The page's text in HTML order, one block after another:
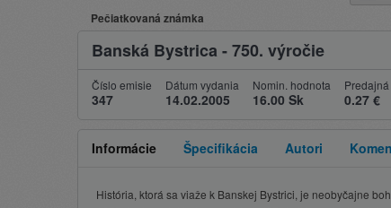
Pečiatkovaná známka
Banská Bystrica - 750. výročie
Číslo emisie
347
Dátum vydania
14.02.2005
Nomin. hodnota
16.00 Sk 0.27 €
Informácie Špecifikácia Autori
História, ktorá sa viaže k Banskej Bystrici, je neobyčajne